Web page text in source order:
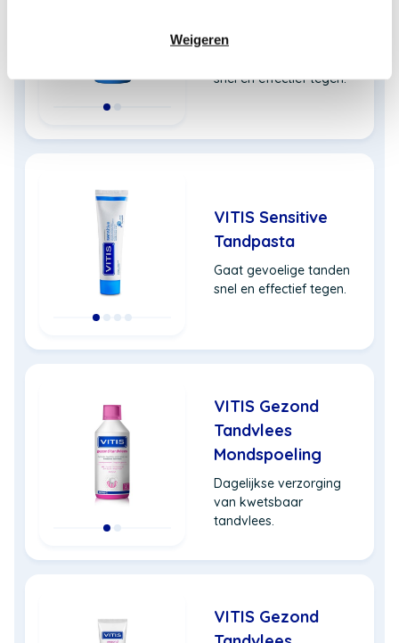
Weigeren
snel en effectief tegen.
VITIS Sensitive
Tandpasta
Gaat gevoelige tanden
snel en effectief tegen.
VITIS Gezond
Tandvlees
Mondspoeling
Dagelijkse verzorging
van kwetsbaar
tandvlees.
VITIS Gezond